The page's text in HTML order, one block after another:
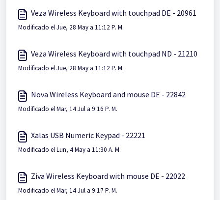
Veza Wireless Keyboard with touchpad DE - 20961
Modificado el Jue, 28 May a 11:12 P. M.
Veza Wireless Keyboard with touchpad ND - 21210
Modificado el Jue, 28 May a 11:12 P. M.
Nova Wireless Keyboard and mouse DE - 22842
Modificado el Mar, 14 Jul a 9:16 P. M.
Xalas USB Numeric Keypad - 22221
Modificado el Lun, 4 May a 11:30 A. M.
Ziva Wireless Keyboard with mouse DE - 22022
Modificado el Mar, 14 Jul a 9:17 P. M.